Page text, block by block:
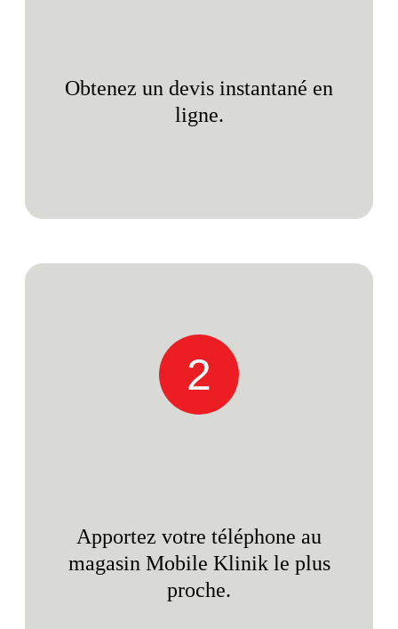
Obtenez un devis instantané en
ligne.
2
Apportez votre téléphone au
magasin Mobile Klinik le plus
proche.